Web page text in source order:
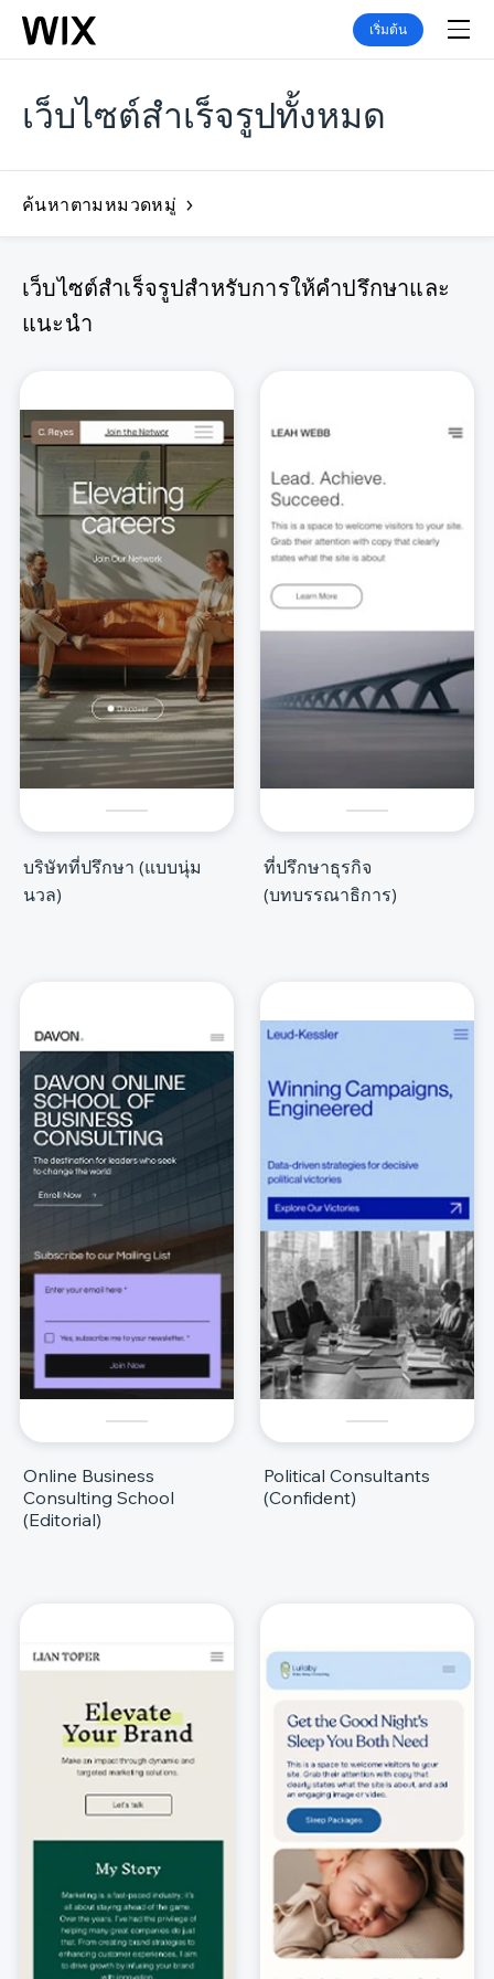
เริ่มต้น
เว็บไซต์สำเร็จรูปทั้งหมด
ค้นหาตามหมวดหมู่
เว็บไซต์สำเร็จรูปสำหรับการให้คำปรึกษาและ
แนะนำ
บริษัทที่ปรึกษา (แบบนุ่ม
นวล)
ที่ปรึกษาธุรกิจ
(บทบรรณาธิการ)
Online Business
Consulting School
(Editorial)
Political Consultants
(Confident)